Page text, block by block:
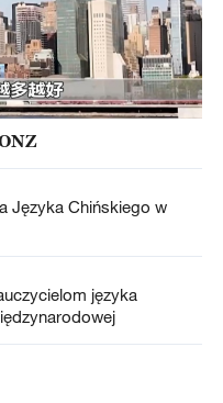
Języka Chińskiego w
języka